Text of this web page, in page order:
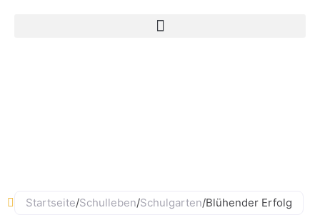
Startseite/Schulleben/Schulgarten/Blühender Erfolg